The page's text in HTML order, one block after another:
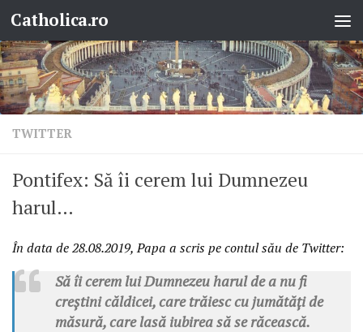
Skip to content
Catholica.ro
TWITTER
Pontifex: Să îi cerem lui Dumnezeu
harul…
În data de28.08.2019, Papa a scris pe contul său de Twitter:
Să îi cerem lui Dumnezeu harul de a nu fi
creștini căldicei, care trăiesc cu jumătăți de
măsură, care lasă iubirea să se răcească.